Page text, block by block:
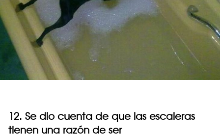
12. Se dio cuenta de que las escaleras
tienen una razón de ser